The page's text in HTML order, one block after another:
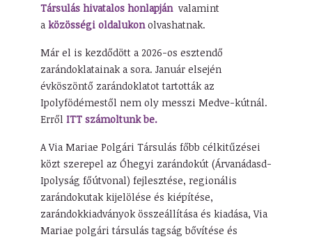
Társulás hivatalos honlapjánvalamint
a közösségi oldalukon olvashatnak.
Már el is kezdődött a 2026-os esztendő
zarándoklatainak a sora. Január elsején
évköszöntő zarándoklatot tartották az
Ipolyfödémestől nem oly messzi Medve-kútnál.
Erről ITT számoltunk be.
A Via Mariae Polgári Társulás főbb célkitűzései
közt szerepel az Óhegyi zarándokút (Árvanádasd-
Ipolyság főútvonal) fejlesztése, regionális
zarándokutak kijelölése és kiépítése,
zarándokkiadványok összeállítása és kiadása, Via
Mariae polgári társulás tagság bővítése és